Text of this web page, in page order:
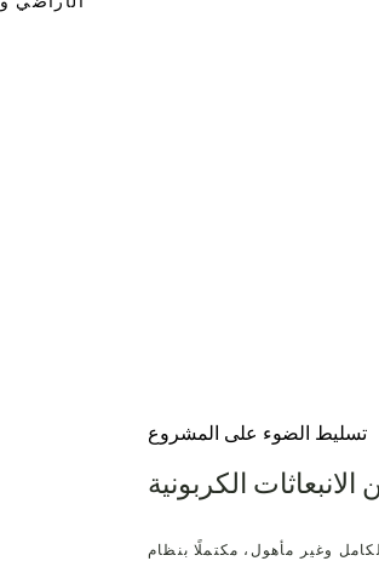
تسليط الضوء على المشروع
الكربونية
وغير مأهول، مكتملًا بنظام